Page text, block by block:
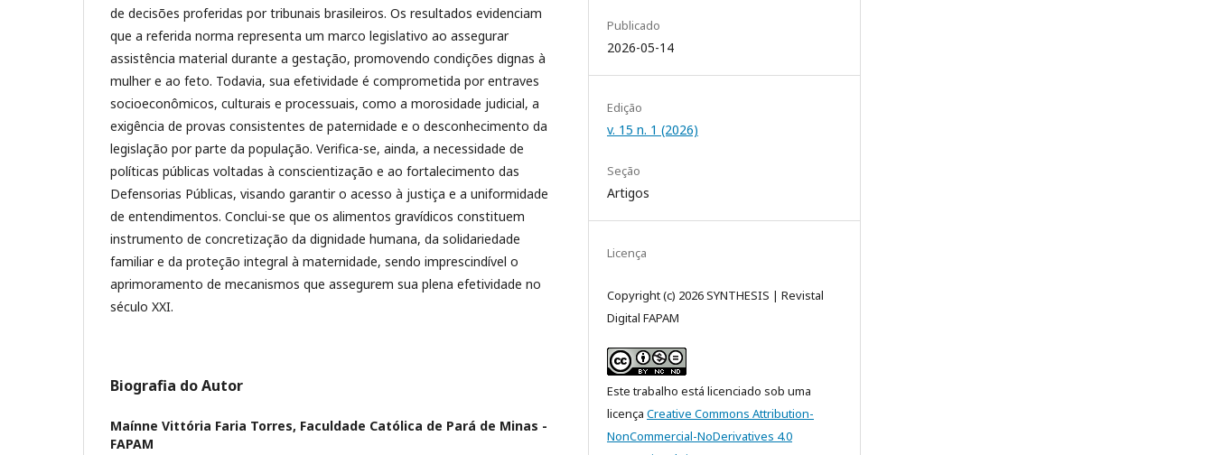
de decisões proferidas por tribunais brasileiros. Os resultados evidenciam
que a referida norma representa um marco legislativo ao assegurar
assistência material durante a gestação, promovendo condições dignas à
mulher e ao feto. Todavia, sua efetividade é comprometida por entraves
socioeconômicos, culturais e processuais, como a morosidade judicial, a
exigência de provas consistentes de paternidade e o desconhecimento da
legislação por parte da população. Verifica-se, ainda, a necessidade de
políticas públicas voltadas à conscientização e ao fortalecimento das
Defensorias Públicas, visando garantir o acesso à justiça e a uniformidade
de entendimentos. Conclui-se que os alimentos gravídicos constituem
instrumento de concretização da dignidade humana, da solidariedade
familiar e da proteção integral à maternidade, sendo imprescindível o
aprimoramento de mecanismos que assegurem sua plena efetividade no
século XXI.
Biografia do Autor
Maínne Vittória Faria Torres, Faculdade Católica de Pará de Minas -
FAPAM
Publicado
2026-05-14
Edição
v. 15 n. 1 (2026)
Seção
Artigos
Licença
Copyright (c) 2026 SYNTHESIS | Revistal
Digital FAPAM
Este trabalho está licenciado sob uma
licença Creative Commons Attribution-
NonCommercial-NoDerivatives 4.0